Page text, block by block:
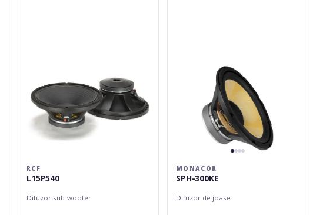
RCF
L15P540
Difuzor sub-woofer
MONACOR
SPH-300KE
Difuzor de joase